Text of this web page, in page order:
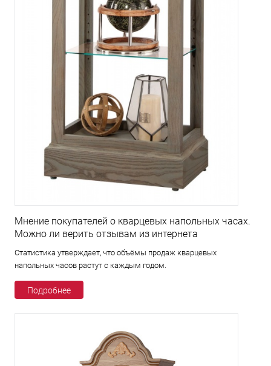
Мнение покупателей о кварцевых напольных часах.
Можно ли верить отзывам из интернета
Статистика утверждает, что объёмы продаж кварцевых
напольных часов растут с каждым годом.
Подробнее